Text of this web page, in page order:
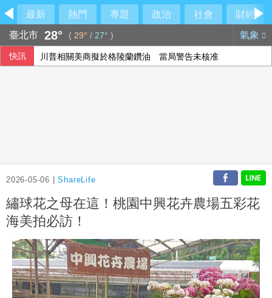
最新 熱門 專題 政治 社會
財經
臺北市 28° ( 29° / 27° ) 氣象
快訊 川普相關美商擬於格陵蘭鑽油 當局警告未核准
2026-05-06 |ShareLife
繡球花之母在這！桃園中興花卉農場五彩花
海美拍必訪！